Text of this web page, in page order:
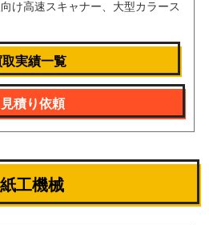
け高速スキャナー、大型カラース
取実績一覧
見積り依頼
紙工機械